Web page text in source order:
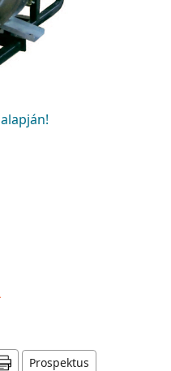
Prospektus